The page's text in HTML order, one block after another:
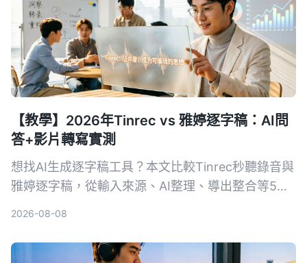
【教學】2026年Tinrec vs 雅婷逐字稿：AI問
答+影片轉寫實測
想找AI生成逐字稿工具？本文比較Tinrec秒聽錄音與
雅婷逐字稿，從輸入來源、AI整理、導出整合等5大
2026-08-08